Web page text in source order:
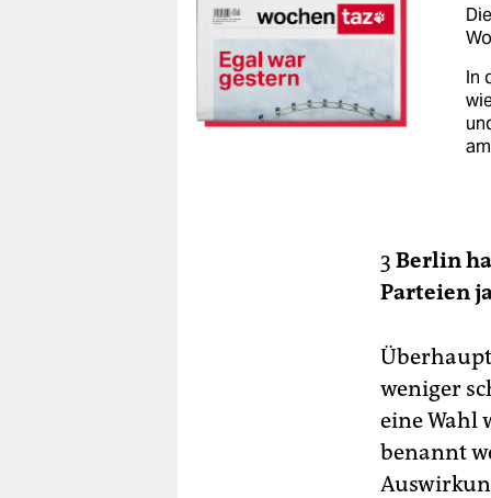
In
3 Berlin
Parteien
weniger
eine Wahl
benannt